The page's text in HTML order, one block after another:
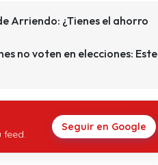
Arriendo: ¿Tienes el ahorro
no voten en elecciones: Este
Seguir en Google